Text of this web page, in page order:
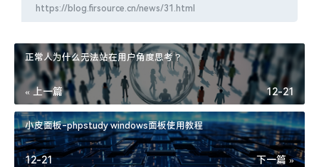
https://blog.firsource.cn/news/31.html
正常人为什么无法站在用户角度思考？
« 上一篇 12-21
小皮面板-phpstudy windows面板使用教程
下一篇 »
12-21